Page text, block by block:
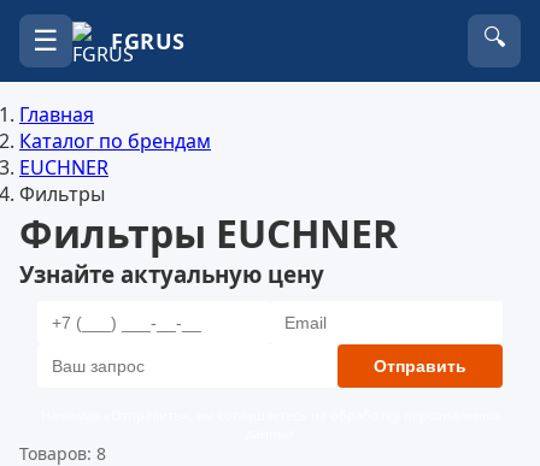
☰ FGRUS 🔍
Главная
Каталог по брендам
EUCHNER
Фильтры
Фильтры EUCHNER
Узнайте актуальную цену
Отправить
Товаров: 8